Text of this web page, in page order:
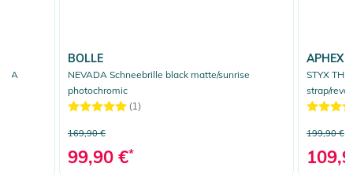
BOLLE
NEVADA Schneebrille black matte/sunrise
photochromic
(1)
169,90 €
99,90 €*
APHEX
STYX
strap/revo
199,90 €